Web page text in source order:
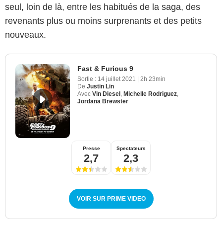
seul, loin de là, entre les habitués de la saga, des
revenants plus ou moins surprenants et des petits
nouveaux.
Fast & Furious 9
Sortie : 14 juillet 2021 | 2h 23min
De Justin Lin
Avec Vin Diesel Michelle Rodriguez
Jordana Brewster
Presse
2,7
Spectateurs
2,3
VOIR SUR PRIME VIDEO